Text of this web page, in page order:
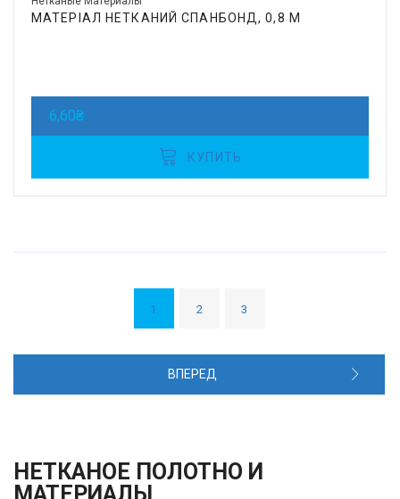
МАТЕРІАЛ НЕТКАНИЙ СПАНБОНД, 0,8 М
6,60₴
КУПИТЬ
1 2 3
ВПЕРЕД
НЕТКАНОЕ ПОЛОТНО И